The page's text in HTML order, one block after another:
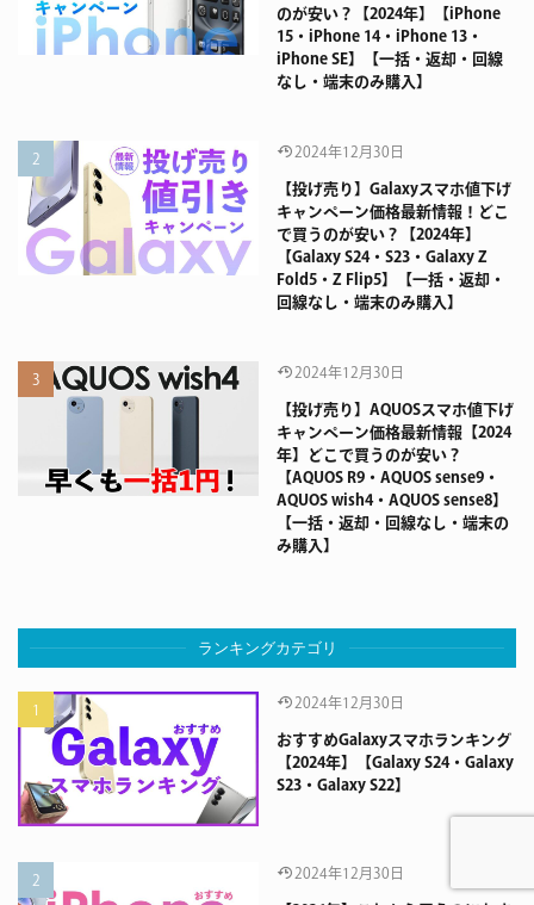
のが安い？【2024年】【iPhone
15・iPhone 14・iPhone 13・
iPhone SE】【一括・返却・回線
なし・端末のみ購入】
2024年12月30日
【投げ売り】Galaxyスマホ値下げ
キャンペーン価格最新情報！どこ
で買うのが安い？【2024年】
【Galaxy S24・S23・Galaxy Z
Fold5・Z Flip5】【一括・返却・
回線なし・端末のみ購入】
2024年12月30日
【投げ売り】AQUOSスマホ値下げ
キャンペーン価格最新情報【2024
年】どこで買うのが安い？
【AQUOS R9・AQUOS sense9・
AQUOS wish4・AQUOS sense8】
【一括・返却・回線なし・端末の
み購入】
ランキングカテゴリ
2024年12月30日
おすすめGalaxyスマホランキング
【2024年】【Galaxy S24・Galaxy
S23・Galaxy S22】
2024年12月30日